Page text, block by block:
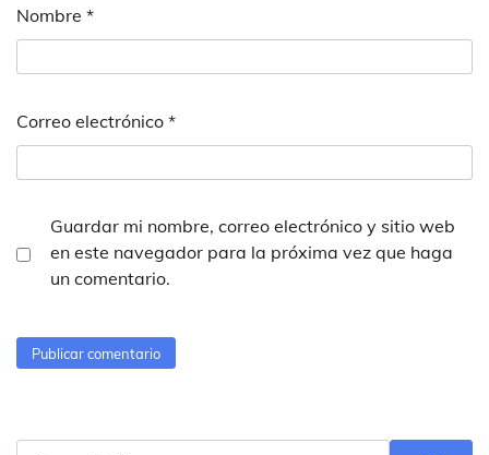
Nombre *
Correo electrónico *
Guardar mi nombre, correo electrónico y sitio web
en este navegador para la próxima vez que haga
un comentario.